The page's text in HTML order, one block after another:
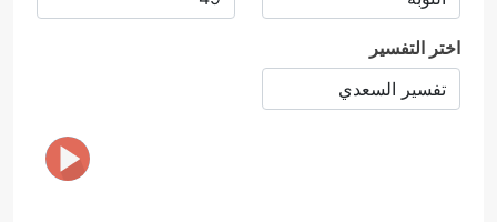
اختر التفسير